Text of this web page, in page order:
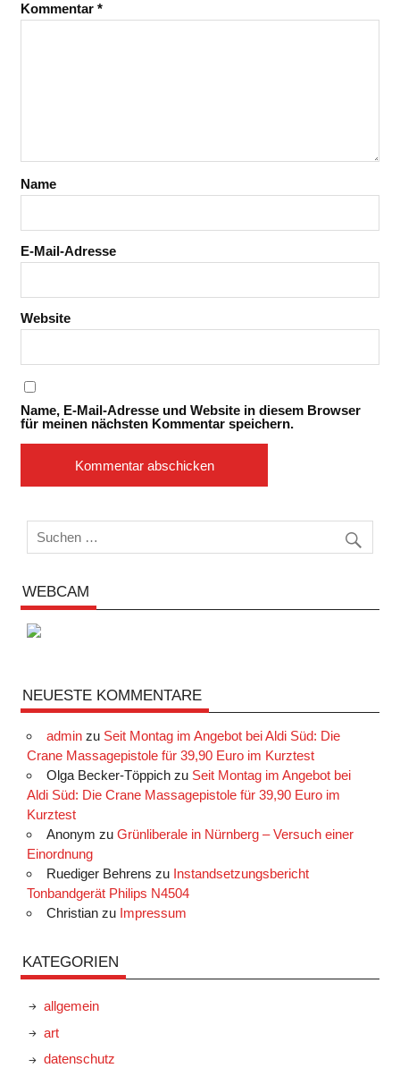
Kommentar *
Name
E-Mail-Adresse
Website
Name, E-Mail-Adresse und Website in diesem Browser
für meinen nächsten Kommentar speichern.
WEBCAM
NEUESTE KOMMENTARE
adminzu Seit Montag im Angebot bei Aldi Süd: Die
Crane Massagepistole für 39,90 Euro im Kurztest
Olga Becker-Töppichzu Seit Montag im Angebot bei
Aldi Süd: Die Crane Massagepistole für 39,90 Euro im
Kurztest
Anonym zu Grünliberale in Nürnberg – Versuch einer
Einordnung
Ruediger Behrens zu Instandsetzungsbericht
Tonbandgerät Philips N4504
Christianzu Impressum
KATEGORIEN
allgemein
art
datenschutz